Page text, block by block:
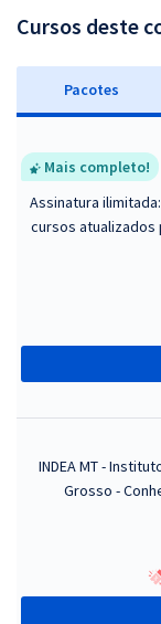
Cursos deste
Pacotes
Mais completo!
Assinatura
cursos atualizados
INDEA MT -
Grosso -